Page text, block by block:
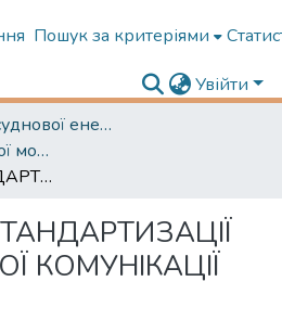
Пошук за критеріями
Увійти
Факультет суднової енергетики
Кафедра англійської мови в судновій енергетиці
ПРОБЛЕМА СТАНДАРТИЗАЦІЇ АНГЛОМОВНОЇ КОМУНІКАЦІЇ НА МОРІ
КОМУНІКАЦІЇ